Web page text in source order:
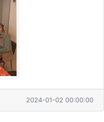
2024-01-02 00:00:00